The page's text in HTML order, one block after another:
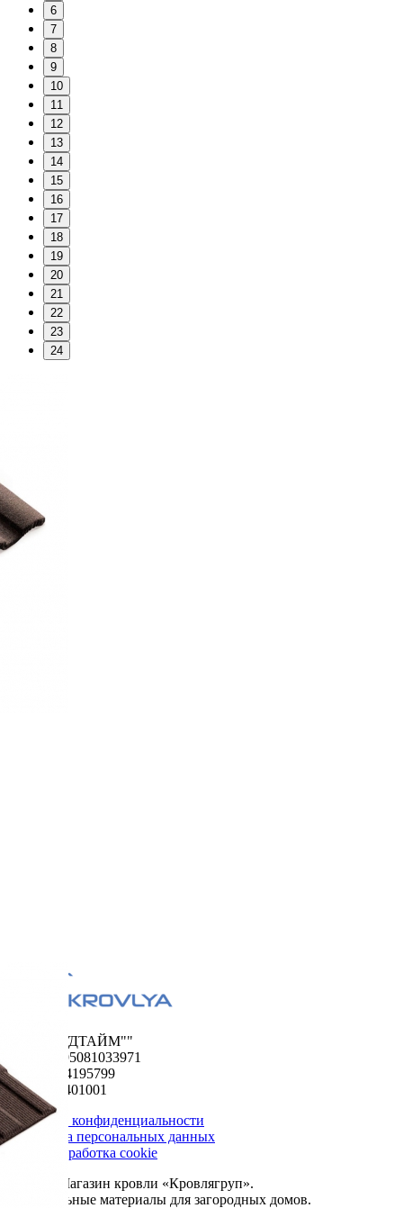
6
7
8
9
10
11
12
13
14
15
16
17
18
19
20
21
22
23
24
ООО "ФУДТАЙМ""
ОГРН 1195081033971
ИНН 5024195799
КПП 502401001
Политика конфиденциальности
Обработка персональных данных
Сбор и обработка cookie
© 2026. Магазин кровли «Кровлягруп».
Строительные материалы для загородных домов.